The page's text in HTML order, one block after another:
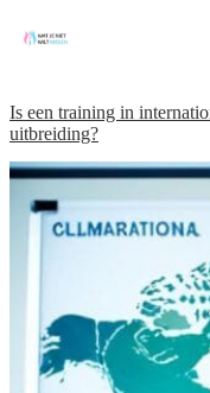
Is een training in
uitbreiding?